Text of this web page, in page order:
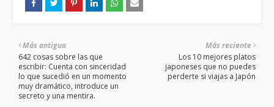
Más reciente
Los 10 mejores platos
japoneses que no puedes
perderte si viajas a Japón
Más antigua
642 cosas sobre las que
escribir: Cuenta con sinceridad
lo que sucedió en un momento
muy dramático, introduce un
secreto y una mentira.